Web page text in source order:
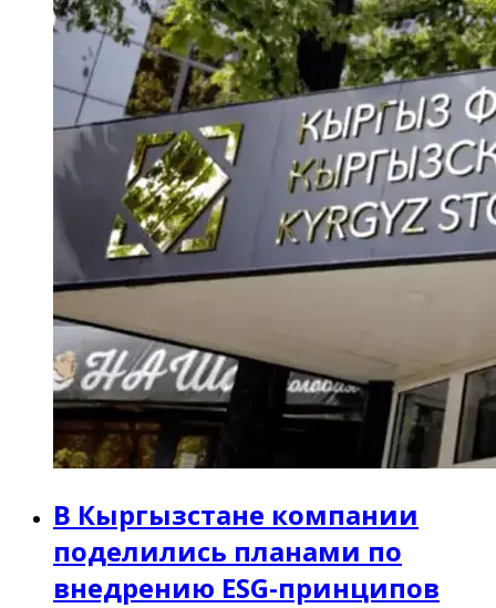
В Кыргызстане компании
поделились планами по
внедрению ESG-принципов